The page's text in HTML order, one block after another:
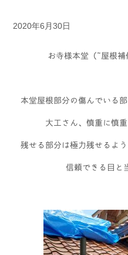
2020年6月30日
お寺様本堂（ 屋根
本堂屋根部分の傷んでいる
大工さん、慎重に慎
残せる部分は極力残せるよ
信頼できる目と